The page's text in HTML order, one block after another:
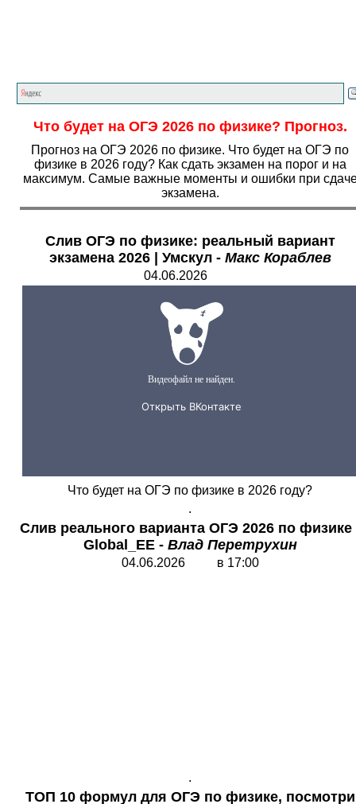
Что будет на ОГЭ 2026 по физике? Прогноз.
Прогноз на ОГЭ 2026 по физике. Что будет на ОГЭ по
физике в 2026 году? Как сдать экзамен на порог и на
максимум. Самые важные моменты и ошибки при
экзамена.
Слив ОГЭ по физике: реальный вариант
экзамена 2026 | Умскул - Макс Кораблев
04.06.2026
Что будет на ОГЭ по физике в 2026 году?
.
Слив реального варианта ОГЭ 2026 по физике
Global_EE - Влад Перетрухин
04.06.2026 в 17:00
.
ТОП 10 формул для ОГЭ по физике, посмотри